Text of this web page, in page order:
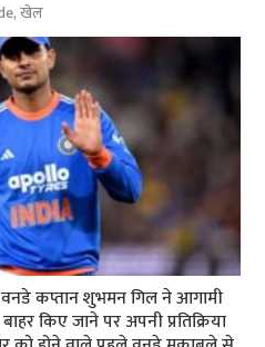
,खेल
वनडे कप्तान शुभमन गिल ने आगामी
किए जाने पर अपनी प्रतिक्रिया